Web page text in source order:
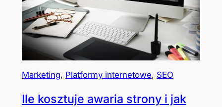
Marketing, Platformy internetowe, SEO
Ile kosztuje awaria strony i jak